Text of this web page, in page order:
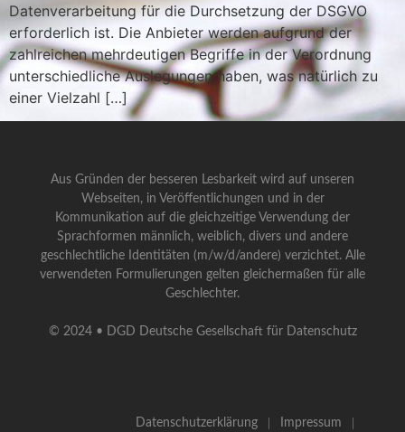
Datenverarbeitung für die Durchsetzung der DSGVO
erforderlich ist. Die Anbieter werden aufgrund der
zahlreichen mehrdeutigen Begriffe in der Verordnung
unterschiedliche Auslegungen haben, was natürlich zu
einer Vielzahl […]
Aus Gründen der besseren Lesbarkeit wird auf unseren
Webseiten, in Veröffentlichungen und in der
Kommunikation auf die gleichzeitige Verwendung der
Sprachformen männlich, weiblich, divers und andere
geschlechtliche Identitäten (m/w/d/andere) verzichtet. Alle
verwendeten Formulierungen gelten gleichermaßen für alle
Geschlechter.
© 2024 • DGD Deutsche Gesellschaft für Datenschutz
Datenschutzerklärung Impressum